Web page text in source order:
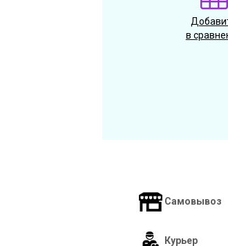
в
Самовывоз
Курьер